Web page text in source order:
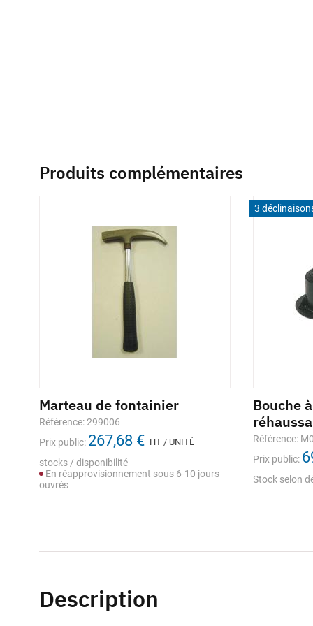
Produits complémentaires
Marteau de fontainier
Référence: 299006
Prix public: 267,68 € HT / UNITÉ
stocks / disponibilité
En réapprovisionnement sous 6-10 jours
ouvrés
3
Bouche
Référence:
Prix public:
Stock selon
Racleur manuel GB2 pour
tube PE
Référence: 1121039
Prix public:13,93 €
stocks / disponibilité
Prix
stocks
En
Description